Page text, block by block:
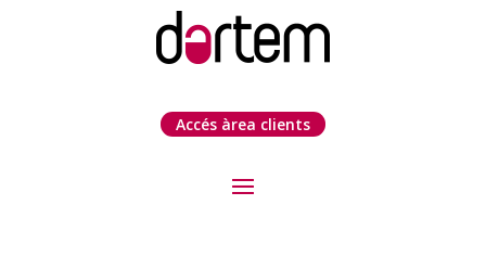
Accés àrea clients